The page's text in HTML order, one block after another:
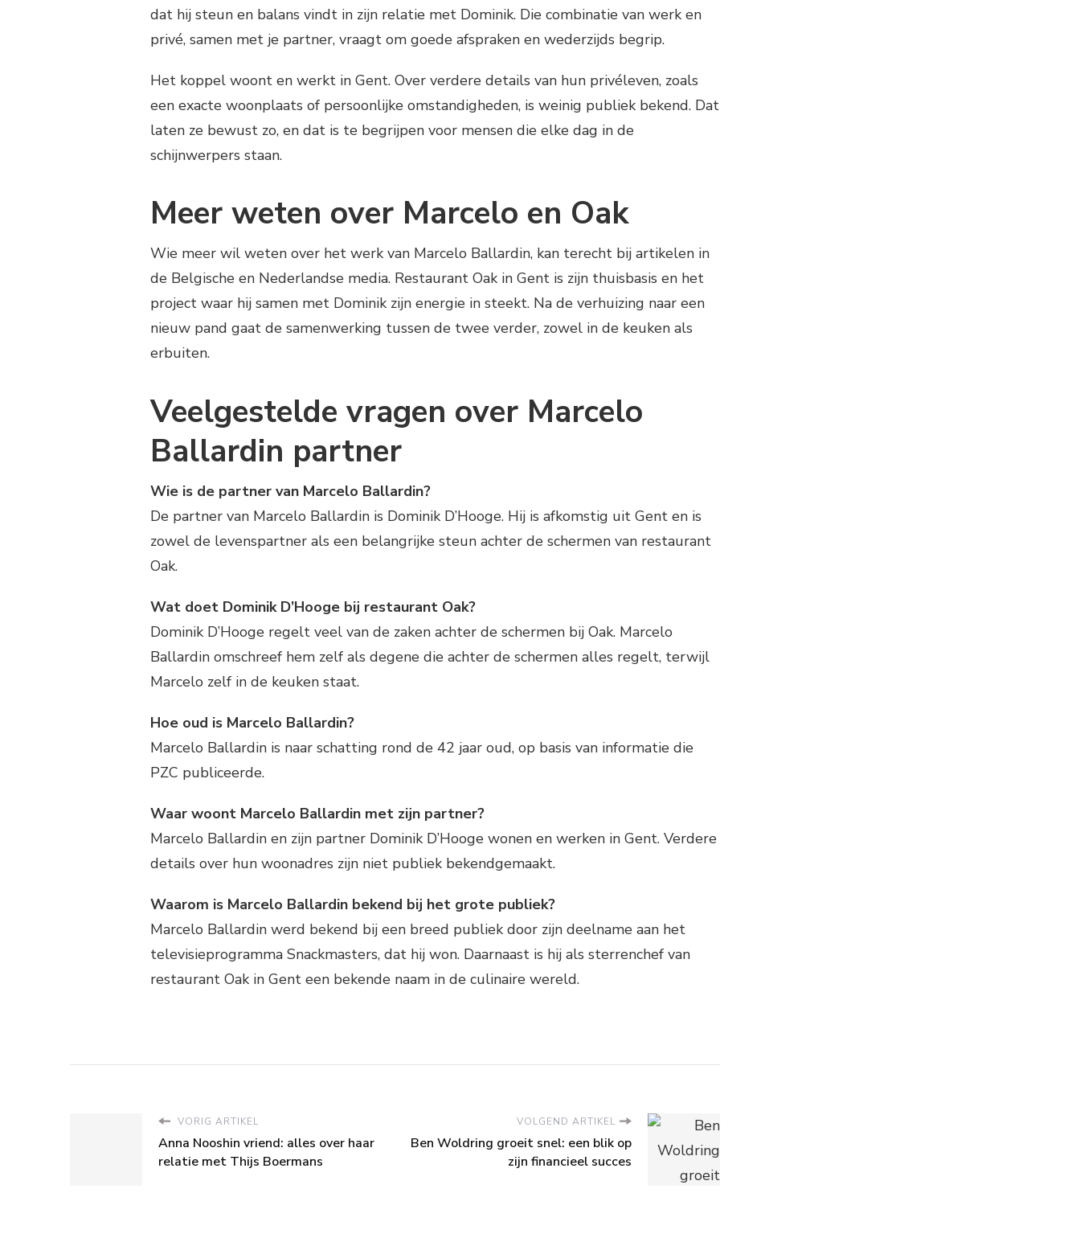
dat hij steun en balans vindt in zijn relatie met Dominik. Die combinatie van werk en
privé, samen met je partner, vraagt om goede afspraken en wederzijds begrip.
Het koppel woont en werkt in Gent. Over verdere details van hun privéleven, zoals
een exacte woonplaats of persoonlijke omstandigheden, is weinig publiek bekend. Dat
laten ze bewust zo, en dat is te begrijpen voor mensen die elke dag in de
schijnwerpers staan.
Meer weten over Marcelo en Oak
Wie meer wil weten over het werk van Marcelo Ballardin, kan terecht bij artikelen in
de Belgische en Nederlandse media. Restaurant Oak in Gent is zijn thuisbasis en het
project waar hij samen met Dominik zijn energie in steekt. Na de verhuizing naar een
nieuw pand gaat de samenwerking tussen de twee verder, zowel in de keuken als
erbuiten.
Veelgestelde vragen over Marcelo
Ballardin partner
Wie is de partner van Marcelo Ballardin?
De partner van Marcelo Ballardin is Dominik D’Hooge. Hij is afkomstig uit Gent en is
zowel de levenspartner als een belangrijke steun achter de schermen van restaurant
Oak.
Wat doet Dominik D’Hooge bij restaurant Oak?
Dominik D’Hooge regelt veel van de zaken achter de schermen bij Oak. Marcelo
Ballardin omschreef hem zelf als degene die achter de schermen alles regelt, terwijl
Marcelo zelf in de keuken staat.
Hoe oud is Marcelo Ballardin?
Marcelo Ballardin is naar schatting rond de 42 jaar oud, op basis van informatie die
PZC publiceerde.
Waar woont Marcelo Ballardin met zijn partner?
Marcelo Ballardin en zijn partner Dominik D’Hooge wonen en werken in Gent. Verdere
details over hun woonadres zijn niet publiek bekendgemaakt.
Waarom is Marcelo Ballardin bekend bij het grote publiek?
Marcelo Ballardin werd bekend bij een breed publiek door zijn deelname aan het
televisieprogramma Snackmasters, dat hij won. Daarnaast is hij als sterrenchef van
restaurant Oak in Gent een bekende naam in de culinaire wereld.
VORIG ARTIKEL
Anna Nooshin vriend: alles over haar
relatie met Thijs Boermans
VOLGEND ARTIKEL
Ben Woldring groeit snel: een blik op
zijn financieel succes